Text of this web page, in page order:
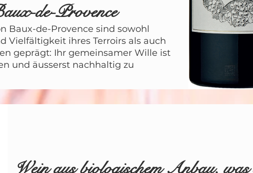
de-Provence
Baux-de-Provence sind sowohl
Vielfältigkeit ihres Terroirs als auch
geprägt: Ihr gemeinsamer Wille ist
und äusserst nachhaltig zu
Wein aus biologischem Anbau, was